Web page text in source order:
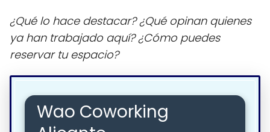
¿Qué lo hace destacar? ¿Qué opinan quienes
ya han trabajado aquí? ¿Cómo puedes
reservar tu espacio?
Wao Coworking